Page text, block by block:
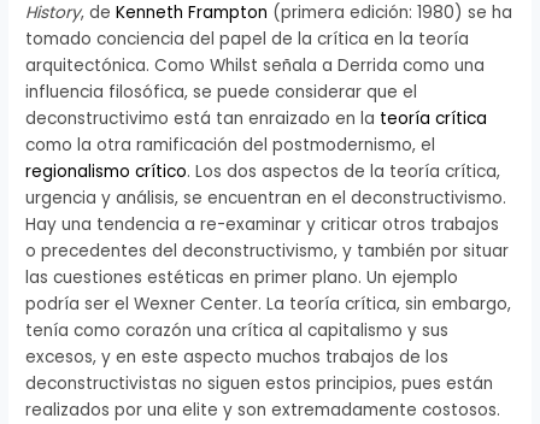
History, deKenneth Frampton (primera edición: 1980) se ha
tomado conciencia del papel de la crítica en la teoría
arquitectónica. Como Whilst señala a Derrida como una
influencia filosófica, se puede considerar que el
deconstructivimo está tan enraizado en la teoría crítica
como la otra ramificación del postmodernismo, el
regionalismo crítico. Los dos aspectos de la teoría crítica,
urgencia y análisis, se encuentran en el deconstructivismo.
Hay una tendencia a re-examinar y criticar otros trabajos
o precedentes del deconstructivismo, y también por situar
las cuestiones estéticas en primer plano. Un ejemplo
podría ser el Wexner Center. La teoría crítica, sin embargo,
tenía como corazón una crítica al capitalismo y sus
excesos, y en este aspecto muchos trabajos de los
deconstructivistas no siguen estos principios, pues están
realizados por una elite y son extremadamente costosos.